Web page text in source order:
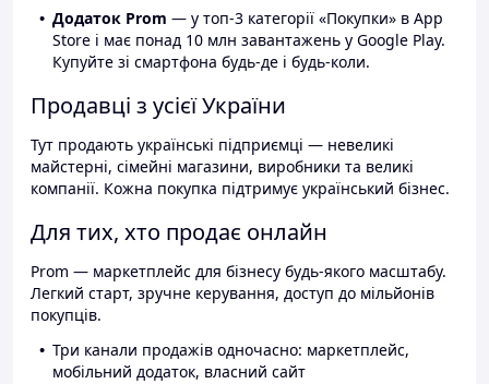
Додаток Prom — у топ-3 категорії «Покупки» в App
Store і має понад 10 млн завантажень у Google Play.
Купуйте зі смартфона будь-де і будь-коли.
Продавці з усієї України
Тут продають українські підприємці — невеликі
майстерні, сімейні магазини, виробники та великі
компанії. Кожна покупка підтримує український бізнес.
Для тих, хто продає онлайн
Prom — маркетплейс для бізнесу будь-якого масштабу.
Легкий старт, зручне керування, доступ до мільйонів
покупців.
Три канали продажів одночасно: маркетплейс,
мобільний додаток, власний сайт